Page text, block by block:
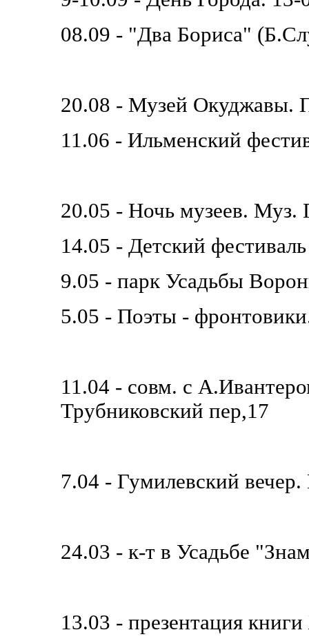
08.09 - "Два Бориса"
20.08 - Музей Окуджавы.
11.06 - Ильменский
20.05 - Ночь музеев. Муз.
14.05 - Детский фестиваль
9.05 - парк Усадьбы
5.05 - Поэты -
11.04 - совм. с
Трубниковский пер,17
7.04 - Гумилевский
24.03 - к-т в Усадьбе
13.03 - презентация